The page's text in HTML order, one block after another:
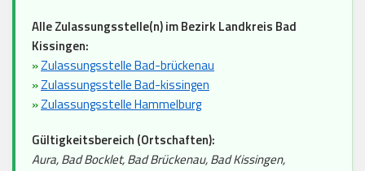
Alle Zulassungsstelle(n) im Bezirk Landkreis Bad
Kissingen:
»Zulassungsstelle Bad-brückenau
»Zulassungsstelle Bad-kissingen
»Zulassungsstelle Hammelburg
Gültigkeitsbereich (Ortschaften):
Aura, Bad Bocklet, Bad Brückenau, Bad Kissingen,